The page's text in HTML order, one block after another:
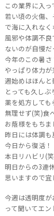
この業界に入
若い頃の火傷
で海に入れなく
風邪や体調不
ないのが自慢だ
今年のこの暑
やっぱり体力が
週始めはほんと
とっても久し
薬を処方しても
無理せず(笑)食
お蔭様をもちま
昨日には体調も
今日から復活！
本日リハビリ(
明日からの3連
思いますので宜
今週は透明度
って聞いてエ